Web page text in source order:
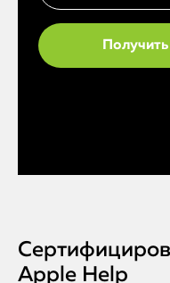
Apple Help